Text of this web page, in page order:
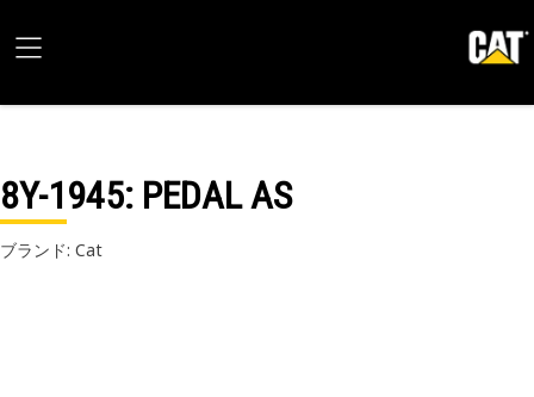
8Y-1945: PEDAL AS
ブランド: Cat